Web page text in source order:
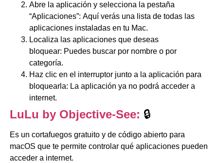
Abre la aplicación y selecciona la pestaña
“Aplicaciones”: Aquí verás una lista de todas las
aplicaciones instaladas en tu Mac.
Localiza las aplicaciones que deseas
bloquear: Puedes buscar por nombre o por
categoría.
Haz clic en el interruptor junto a la aplicación para
bloquearla: La aplicación ya no podrá acceder a
internet.
LuLu by Objective-See: 🔒
Es un cortafuegos gratuito y de código abierto para
macOS que te permite controlar qué aplicaciones pueden
acceder a internet.